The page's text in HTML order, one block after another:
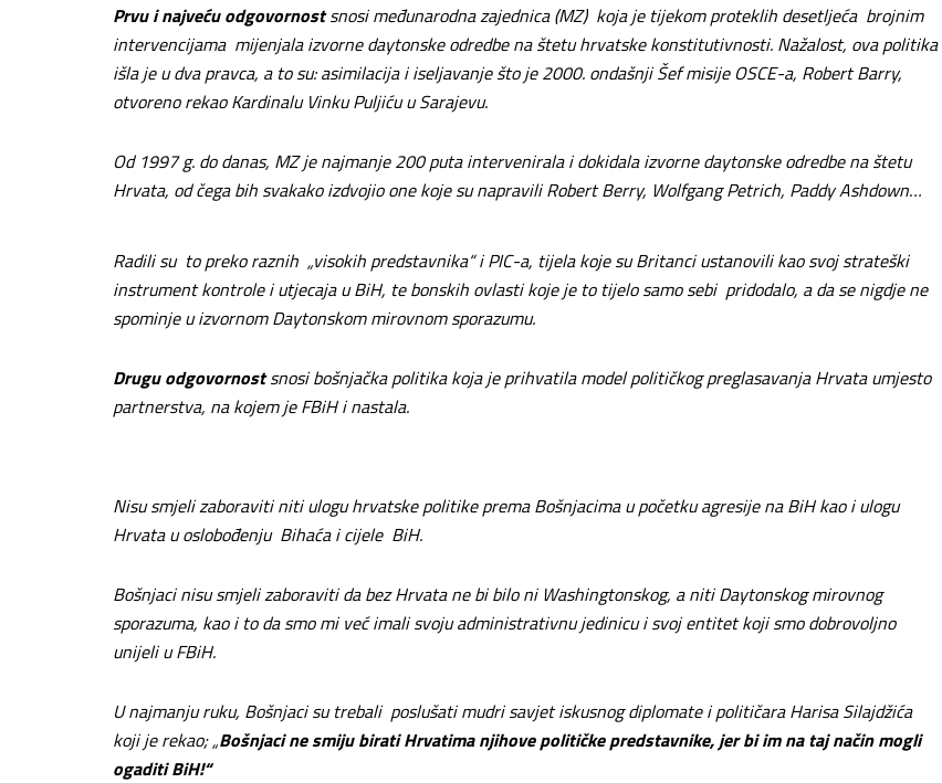
Prvu i najveću odgovornostsnosi međunarodna zajednica (MZ) koja je tijekom proteklih desetljeća brojnim
intervencijama mijenjala izvorne daytonske odredbe na štetu hrvatske konstitutivnosti. Nažalost, ova politika
išla je u dva pravca, a to su: asimilacija i iseljavanje što je 2000. ondašnji Šef misije OSCE-a, Robert Barry,
otvoreno rekao Kardinalu Vinku Puljiću u Sarajevu.
Od 1997 g. do danas, MZ je najmanje 200 puta intervenirala i dokidala izvorne daytonske odredbe na štetu
Hrvata, od čega bih svakako izdvojio one koje su napravili Robert Berry, Wolfgang Petrich, Paddy Ashdown…
Radili su to preko raznih „visokih predstavnika“ i PIC-a, tijela koje su Britanci ustanovili kao svoj strateški
instrument kontrole i utjecaja u BiH, te bonskih ovlasti koje je to tijelo samo sebi pridodalo, a da se nigdje ne
spominje u izvornom Daytonskom mirovnom sporazumu.
Drugu odgovornostsnosi bošnjačka politika koja je prihvatila model političkog preglasavanja Hrvata umjesto
partnerstva, na kojem je FBiH i nastala.
Nisu smjeli zaboraviti niti ulogu hrvatske politike prema Bošnjacima u početku agresije na BiH kao i ulogu
Hrvata u oslobođenju Bihaća i cijele BiH.
Bošnjaci nisu smjeli zaboraviti da bez Hrvata ne bi bilo ni Washingtonskog, a niti Daytonskog mirovnog
sporazuma, kao i to da smo mi već imali svoju administrativnu jedinicu i svoj entitet koji smo dobrovoljno
unijeli u FBiH.
U najmanju ruku, Bošnjaci su trebali poslušati mudri savjet iskusnog diplomate i političara Harisa Silajdžića
koji je rekao; „Bošnjaci ne smiju birati Hrvatima njihove političke predstavnike, jer bi im na taj način mogli
ogaditi BiH!“